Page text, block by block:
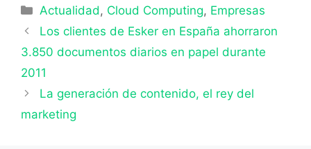
Categorías
Actualidad, Cloud Computing, Empresas
Los clientes de Esker en España ahorraron
3.850 documentos diarios en papel durante
2011
La generación de contenido, el rey del
marketing